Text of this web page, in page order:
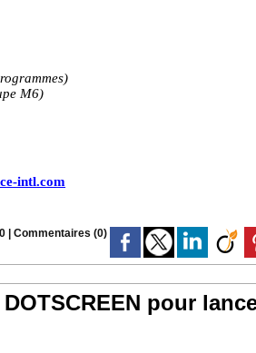
)
M6)
intl.com
|Commentaires (0)
pour